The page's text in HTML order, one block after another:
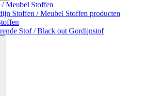
Meubel Stoffen
Stoffen / Meubel Stoffen producten
Stof / Black out Gordijnstof